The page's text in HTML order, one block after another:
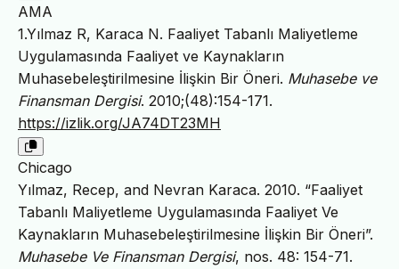
AMA
1.Yılmaz R, Karaca N. Faaliyet Tabanlı Maliyetleme
Uygulamasında Faaliyet ve Kaynakların
Muhasebeleştirilmesine İlişkin Bir Öneri. Muhasebe ve
Finansman Dergisi. 2010;(48):154-171.
https://izlik.org/JA74DT23MH
Chicago
Yılmaz, Recep, and Nevran Karaca. 2010. “Faaliyet
Tabanlı Maliyetleme Uygulamasında Faaliyet Ve
Kaynakların Muhasebeleştirilmesine İlişkin Bir Öneri”.
Muhasebe Ve Finansman Dergisi, nos. 48: 154-71.